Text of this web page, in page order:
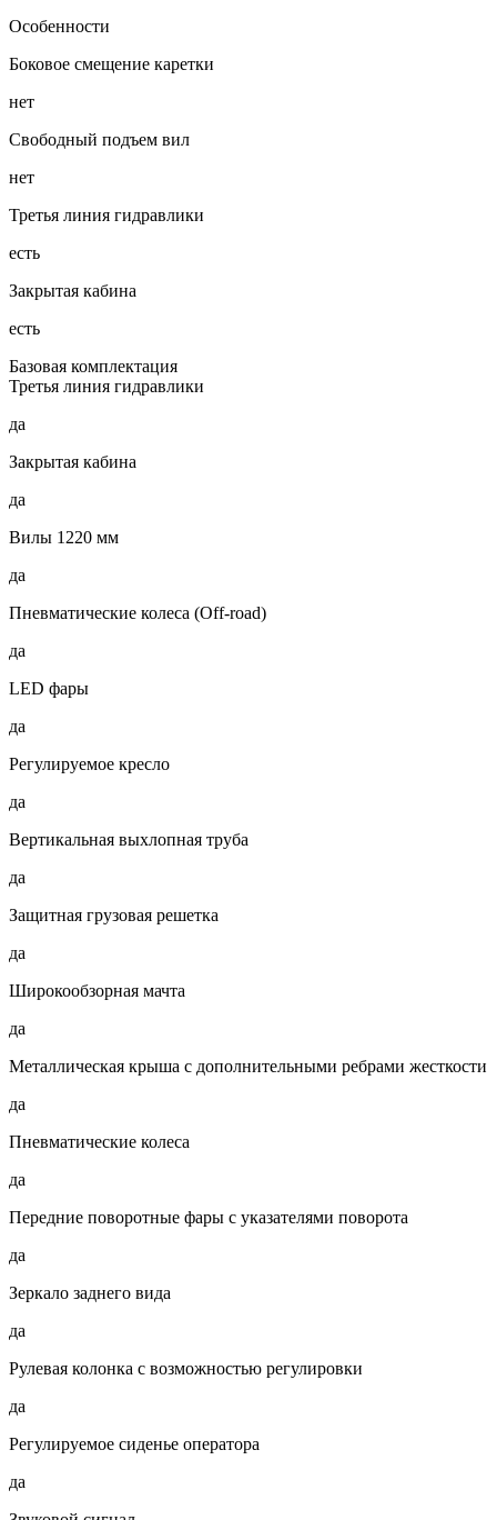
Особенности
Боковое смещение каретки
нет
Свободный подъем вил
нет
Третья линия гидравлики
есть
Закрытая кабина
есть
Базовая комплектация
Третья линия гидравлики
да
Закрытая кабина
да
Вилы 1220 мм
да
Пневматические колеса (Off-road)
да
LED фары
да
Регулируемое кресло
да
Вертикальная выхлопная труба
да
Защитная грузовая решетка
да
Широкообзорная мачта
да
Металлическая крыша с дополнительными ребрами жесткости
да
Пневматические колеса
да
Передние поворотные фары с указателями поворота
да
Зеркало заднего вида
да
Рулевая колонка с возможностью регулировки
да
Регулируемое сиденье оператора
да